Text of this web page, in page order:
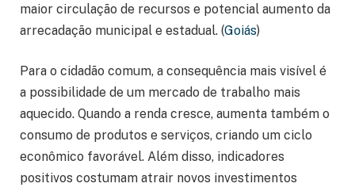
maior circulação de recursos e potencial aumento da
arrecadação municipal e estadual. (Goiás)
Para o cidadão comum, a consequência mais visível é
a possibilidade de um mercado de trabalho mais
aquecido. Quando a renda cresce, aumenta também o
consumo de produtos e serviços, criando um ciclo
econômico favorável. Além disso, indicadores
positivos costumam atrair novos investimentos